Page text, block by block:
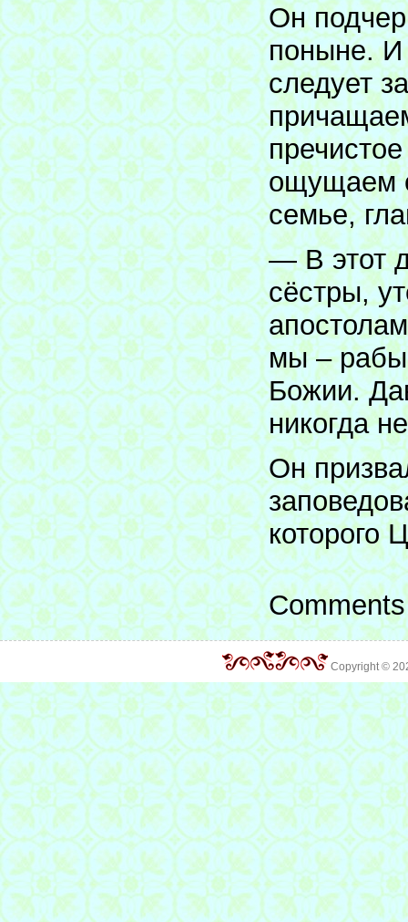
Он
поныне. И
следует
ощущаем
семье,
— В этот
сёстры,
мы – рабы
Божии.
никогда
Он
которого
Copyright ©